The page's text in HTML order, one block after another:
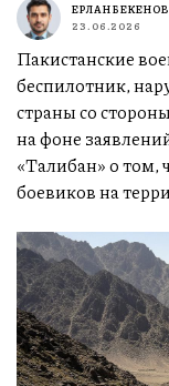
ЕРЛАН БЕКЕНОВ
23.06.2026
Пакистанские
беспилотник,
страны со
на фоне
«Талибан» о том,
боевиков на